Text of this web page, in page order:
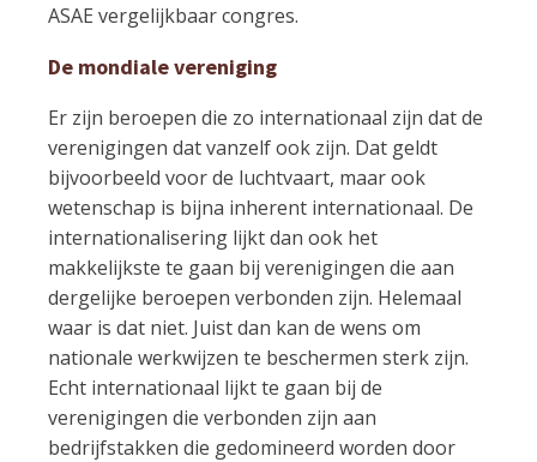
ASAE vergelijkbaar congres.
De mondiale vereniging
Er zijn beroepen die zo internationaal zijn dat de
verenigingen dat vanzelf ook zijn. Dat geldt
bijvoorbeeld voor de luchtvaart, maar ook
wetenschap is bijna inherent internationaal. De
internationalisering lijkt dan ook het
makkelijkste te gaan bij verenigingen die aan
dergelijke beroepen verbonden zijn. Helemaal
waar is dat niet. Juist dan kan de wens om
nationale werkwijzen te beschermen sterk zijn.
Echt internationaal lijkt te gaan bij de
verenigingen die verbonden zijn aan
bedrijfstakken die gedomineerd worden door